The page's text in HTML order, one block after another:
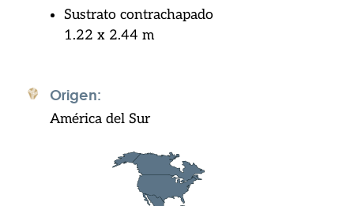
Sustrato contrachapado
1.22 x 2.44 m
Origen:
América del Sur